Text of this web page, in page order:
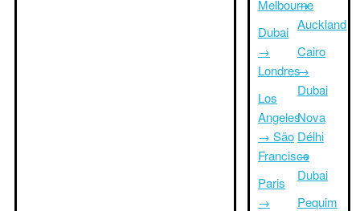
Melbourne
Dubai
→
Londres
Los
Angeles
→ São
Francisco
Paris
→
→
Auckland
Cairo
→
Dubai
Nova
Délhi
→
Dubai
Pequim